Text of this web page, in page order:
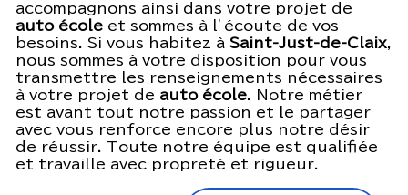
accompagnons ainsi dans votre projet de
auto école et sommes à l’écoute de vos
besoins. Si vous habitez à Saint-Just-de-Claix,
nous sommes à votre disposition pour vous
transmettre les renseignements nécessaires
à votre projet de auto école. Notre métier
est avant tout notre passion et le partager
avec vous renforce encore plus notre désir
de réussir. Toute notre équipe est qualifiée
et travaille avec propreté et rigueur.